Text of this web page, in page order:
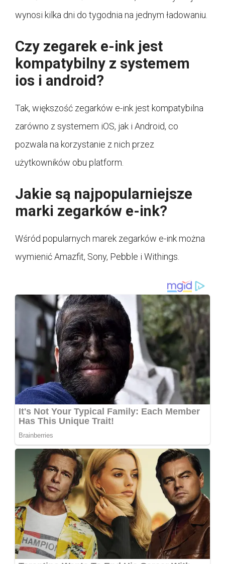
wynosi kilka dni do tygodnia na jednym ładowaniu.
Czy zegarek e-ink jest
kompatybilny z systemem
ios i android?
Tak, większość zegarków e-ink jest kompatybilna
zarówno z systemem iOS, jak i Android, co
pozwala na korzystanie z nich przez
użytkowników obu platform.
Jakie są najpopularniejsze
marki zegarków e-ink?
Wśród popularnych marek zegarków e-ink można
wymienić Amazfit, Sony, Pebble i Withings.